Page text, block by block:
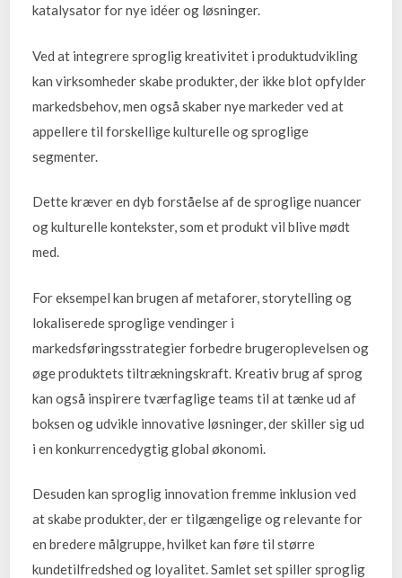
katalysator for nye idéer og løsninger.
Ved at integrere sproglig kreativitet i produktudvikling
kan virksomheder skabe produkter, der ikke blot opfylder
markedsbehov, men også skaber nye markeder ved at
appellere til forskellige kulturelle og sproglige
segmenter.
Dette kræver en dyb forståelse af de sproglige nuancer
og kulturelle kontekster, som et produkt vil blive mødt
med.
For eksempel kan brugen af metaforer, storytelling og
lokaliserede sproglige vendinger i
markedsføringsstrategier forbedre brugeroplevelsen og
øge produktets tiltrækningskraft. Kreativ brug af sprog
kan også inspirere tværfaglige teams til at tænke ud af
boksen og udvikle innovative løsninger, der skiller sig ud
i en konkurrencedygtig global økonomi.
Desuden kan sproglig innovation fremme inklusion ved
at skabe produkter, der er tilgængelige og relevante for
en bredere målgruppe, hvilket kan føre til større
kundetilfredshed og loyalitet. Samlet set spiller sproglig